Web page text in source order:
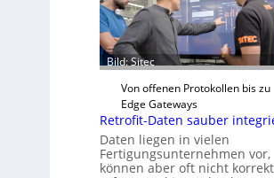
Bild: Sitec
Von offenen Protokollen bis zu
Edge Gateways
Retrofit-Daten sauber
Daten liegen in vielen
Fertigungsunternehmen vor,
können aber oft nicht korrekt